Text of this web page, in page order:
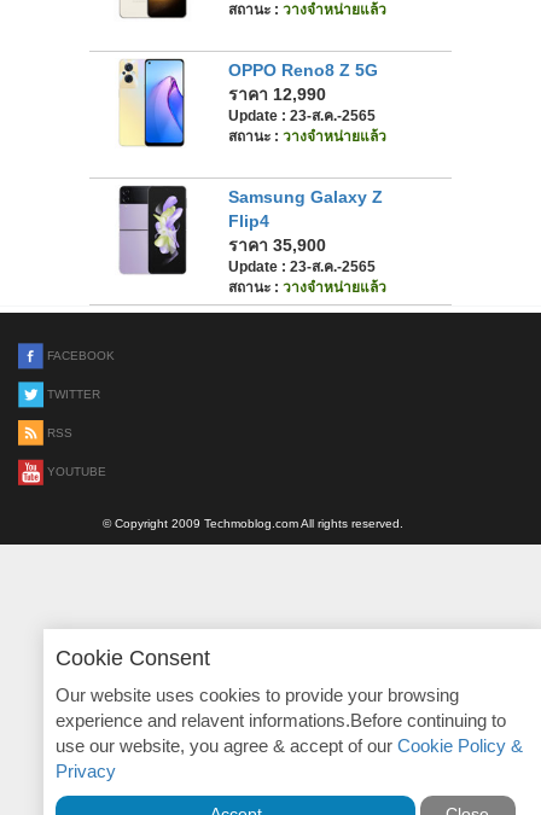
สถานะ : วางจำหน่ายแล้ว
OPPO Reno8 Z 5G
ราคา 12,990
Update : 23-ส.ค.-2565
สถานะ : วางจำหน่ายแล้ว
Samsung Galaxy Z
Flip4
ราคา 35,900
Update : 23-ส.ค.-2565
สถานะ : วางจำหน่ายแล้ว
FACEBOOK
TWITTER
RSS
YOUTUBE
© Copyright 2009 Techmoblog.com All rights reserved.
Cookie Consent
Our website uses cookies to provide your browsing
experience and relavent informations.Before continuing to
use our website, you agree & accept of ourCookie Policy &
Privacy